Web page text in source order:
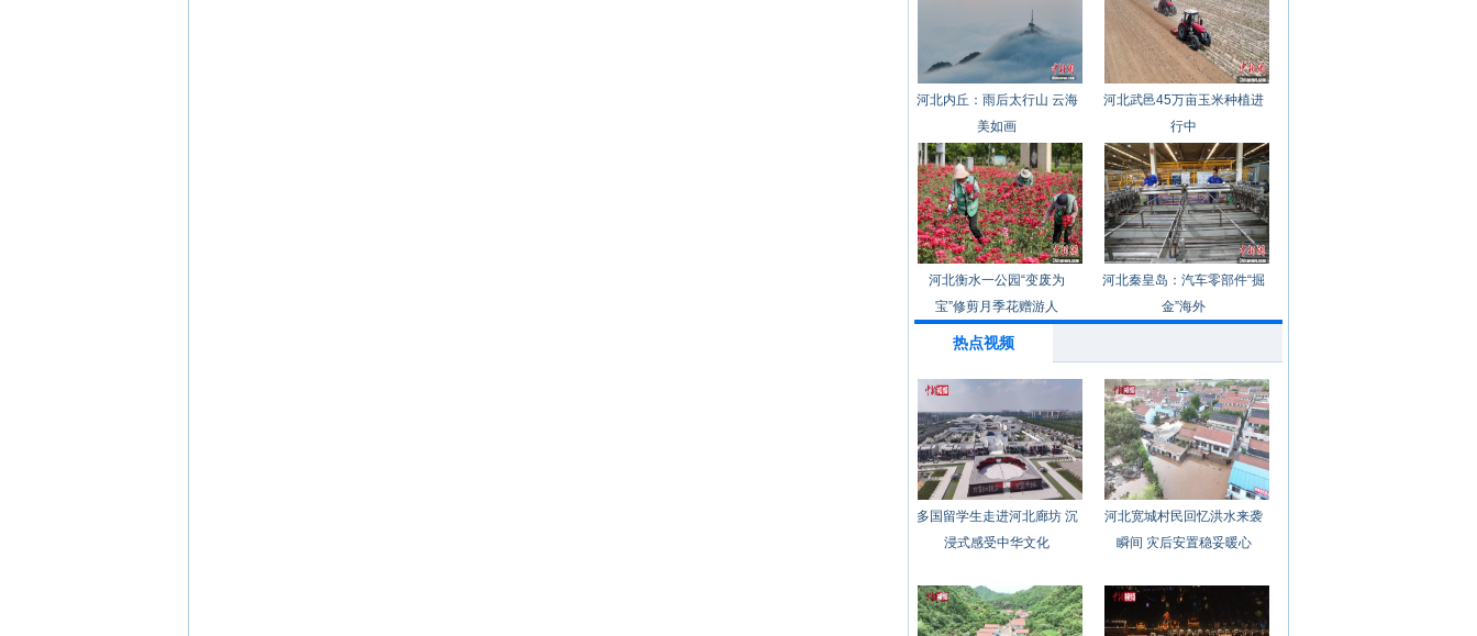
河北内丘：雨后太行山 云海
美如画
河北武邑45万亩玉米种植进
行中
河北衡水一公园“变废为
宝”修剪月季花赠游人
河北秦皇岛：汽车零部件“掘
金”海外
热点视频
多国留学生走进河北廊坊 沉
浸式感受中华文化
河北宽城村民回忆洪水来袭
瞬间 灾后安置稳妥暖心